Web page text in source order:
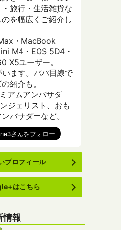
旅行・生活雑貨な
を幅広くご紹介し
・MacBook
M4・EOS 5D4・
X5ユーザー。
ます。パパ目線で
紹介も。
アムアンバサダ
ジェリスト、おも
バサダーなど。
プロフィール
はこちら
情報